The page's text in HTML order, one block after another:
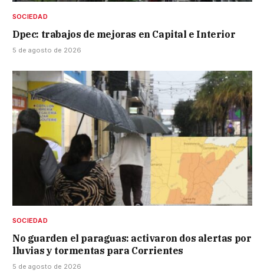
SOCIEDAD
Dpec: trabajos de mejoras en Capital e Interior
5 de agosto de 2026
SOCIEDAD
No guarden el paraguas: activaron dos alertas por
lluvias y tormentas para Corrientes
5 de agosto de 2026